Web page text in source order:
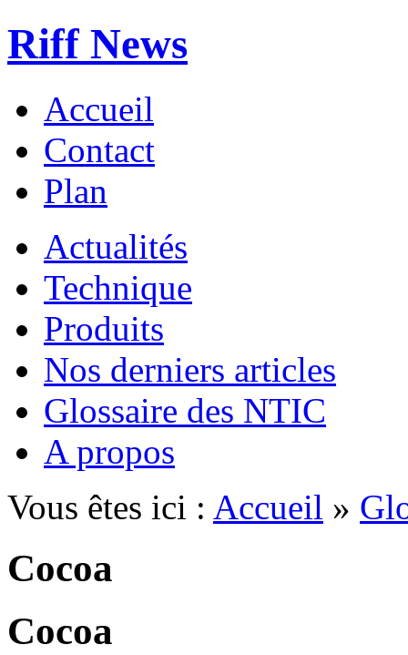
Riff News
Accueil
Contact
Plan
Actualités
Technique
Produits
Nos derniers articles
Glossaire des NTIC
A propos
Vous êtes ici : Accueil »
Cocoa
Cocoa